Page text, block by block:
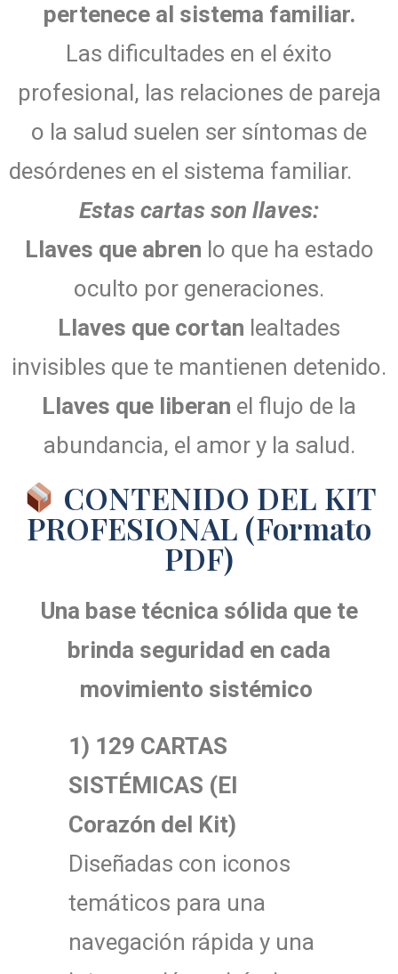
pertenece al sistema familiar.
Las dificultades en el éxito
profesional, las relaciones de pareja
o la salud suelen ser síntomas de
desórdenes en el sistema familiar.
Estas cartas son llaves:
Llaves que abren lo que ha estado
oculto por generaciones.
Llaves que cortan lealtades
invisibles que te mantienen detenido.
Llaves que liberan el flujo de la
abundancia, el amor y la salud.
CONTENIDO DEL KIT
PROFESIONAL (Formato
PDF)
Una base técnica sólida que te
brinda seguridad en cada
movimiento sistémico
1) 129 CARTAS
SISTÉMICAS (El
Corazón del Kit)
Diseñadas con iconos
temáticos para una
navegación rápida y una